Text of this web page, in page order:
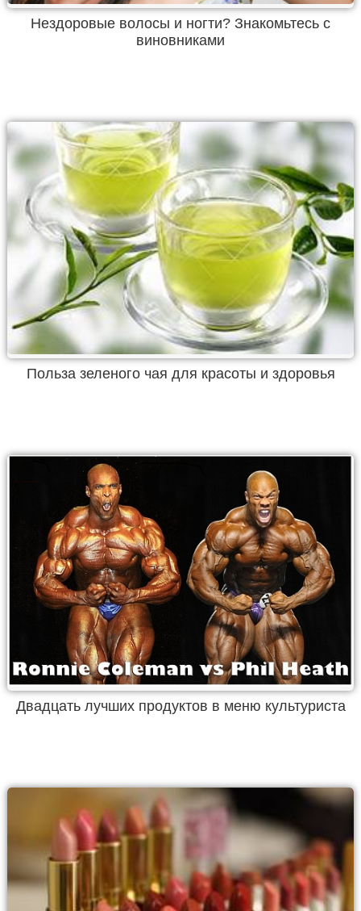
Нездоровые волосы и ногти? Знакомьтесь с
виновниками
Польза зеленого чая для красоты и здоровья
Двадцать лучших продуктов в меню культуриста